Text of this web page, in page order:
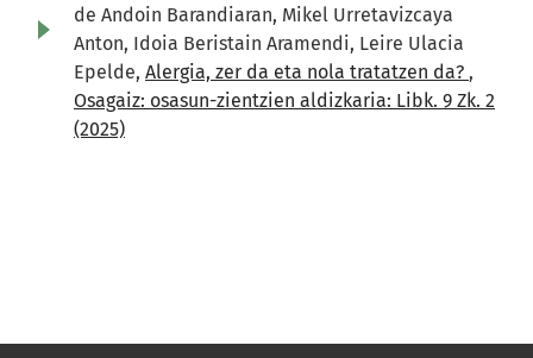
de Andoin Barandiaran, Mikel Urretavizcaya
Anton, Idoia Beristain Aramendi, Leire Ulacia
Epelde, Alergia, zer da eta nola tratatzen da? ,
Osagaiz: osasun-zientzien aldizkaria: Libk. 9 Zk. 2
(2025)